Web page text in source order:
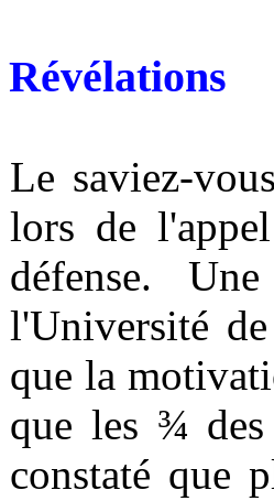
Révélations
Le saviez-
lors de
défense.
l'Université
que la
que les ¾ des
constaté que